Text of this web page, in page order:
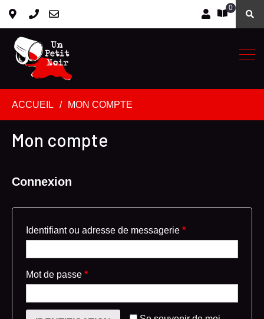
0
ACCUEIL MON COMPTE
Mon compte
Connexion
Identifiant ou adresse de messagerie *
Mot de passe *